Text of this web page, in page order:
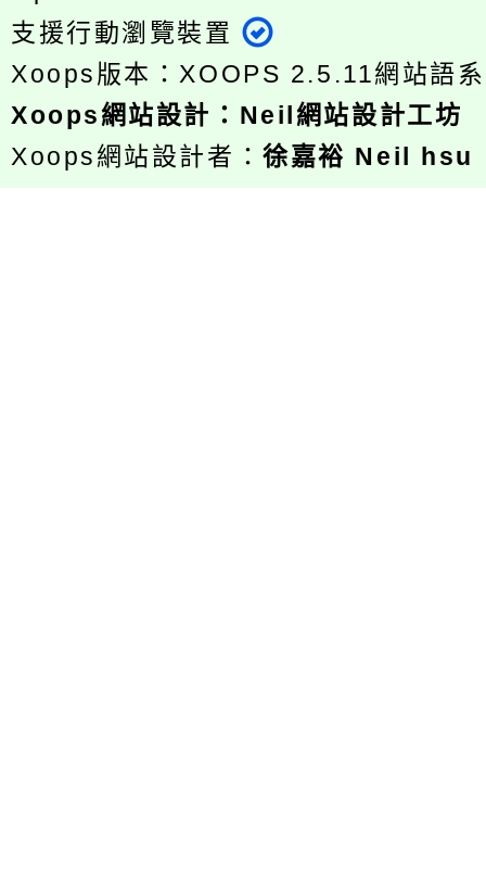
支援行動瀏覽裝置
Xoops版本： XOOPS 2.5.11網站語
Xoops網站設計 ： Neil網站設計工坊
Xoops網站設計者：徐嘉裕 Neil hsu